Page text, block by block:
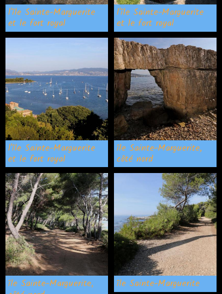
l'île Sainte-Marguerite
et le fort royal
l'île Sainte-Marguerite
et le fort royal
l'île Sainte-Marguerite
et le fort royal
île Sainte-Marguerite,
côté nord
île Sainte-Marguerite, île Sainte-Marguerite